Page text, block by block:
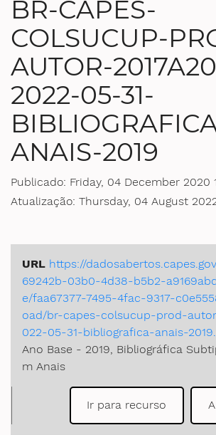
Ministério de Minas e Energia
Ministério da Ciência, Tecnologia, Inovações e
Ministério do Meio Ambiente
Ministério do Turismo
Ministério do Desenvolvimento Regional
Ministério da Mulher, da Família e dos Direitos
Secretaria-Geral
Secretaria de Governo
Gabinete de Segurança Institucional
Advocacia-Geral da União
BR-CAPES-
COLSUCUP-
AUTOR-
2022-05-31-
ANAIS-2019
Publicado: Friday, 04 December 2020
Atualização: Thursday, 04 August
URL https://
69242b-03b0-4d38-b5b2-
e/faa67377-7495-4fac-9317-
oad/br-capes-colsucup-prod-
022-05-31-bibliografica-anais-
Ano Base - 2019, Bibliográfica
m Anais
Ir para recurso